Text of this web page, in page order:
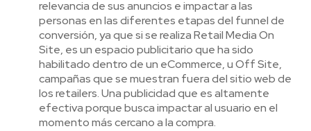
relevancia de sus anuncios e impactar a las
personas en las diferentes etapas del funnel de
conversión, ya que si se realiza Retail Media On
Site, es un espacio publicitario que ha sido
habilitado dentro de un eCommerce, u Off Site,
campañas que se muestran fuera del sitio web de
los retailers. Una publicidad que es altamente
efectiva porque busca impactar al usuario en el
momento más cercano a la compra.